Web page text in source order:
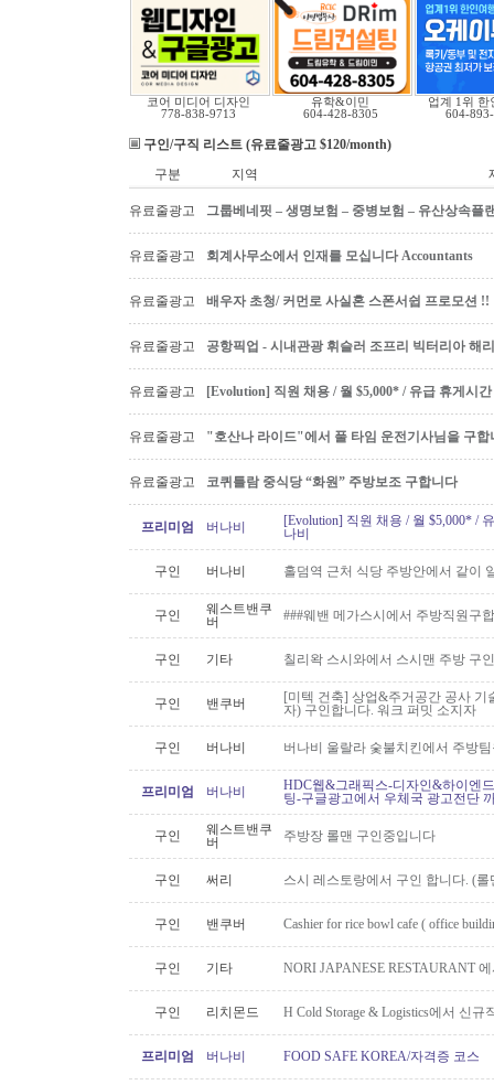
코어 미디어 디자인
778-838-9713
유학&이민
604-428-8305
업계 1위 한
604-
구인/구직 리스트 (유료줄광고 $120/month)
구분
지역
유료줄광고 그룹베네핏 – 생명보험 – 중병보험 – 유산상속플
유료줄광고 회계사무소에서 인재를 모십니다 Accountants
유료줄광고 배우자 초청/ 커먼로 사실혼 스폰서쉽 프로모션 !!
유료줄광고 공항픽업 - 시내관광 휘슬러 조프리 빅터리아 해
유료줄광고 [Evolution] 직원 채용 / 월 $5,000* / 유급 휴게시
유료줄광고 "호산나 라이드"에서 풀 타임 운전기사님을 구합
유료줄광고 코퀴틀람 중식당 “화원” 주방보조 구합니다
프리미엄 버나비
[Evolution] 직원 채용 / 월 $5,000* /
나비
구인 버나비 홀덤역 근처 식당 주방안에서 같이
구인
웨스트밴쿠
버
###웨밴 메가스시에서 주방직원구
구인 기타 칠리왁 스시와에서 스시맨 주방 구
구인 밴쿠버
[미텍 건축] 상업&주거공간 공사
자) 구인합니다. 워크 퍼밋 소지자
구인 버나비 버나비 울랄라 숯불치킨에서 주방
프리미엄 버나비
HDC웹&그래픽스-디자인&하이엔
팅-구글광고에서 우체국 광고전단
구인
웨스트밴쿠
버
주방장 롤맨 구인중입니다
구인 써리 스시 레스토랑에서 구인 합니다. (롤
구인 밴쿠버 Cashier for rice bowl cafe ( office
구인 기타 NORI JAPANESE RESTAURANT
구인 리치몬드 H Cold Storage & Logistics에서 신규
프리미엄 버나비 FOOD SAFE KOREA/자격증 코스